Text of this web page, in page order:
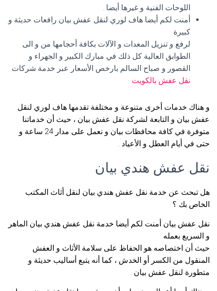
اللوحات الفنية و غيرها أيضا .
أمنت لكم أيضا هاف لوري لنقل عفش بيان رافعات حديثة و
كبيرة
لرفع و تنزيل المعدات و الآلات بكافة أحجامها من و الى
الطوابق العالية كل ذلك في مبارك الكبير و الجهراء و
القصور و صباح السالم بارخص الأسعار عبر خدمة شركات
نقل عفش بالكويت
و هناك خدمات أخرى متنوعة و مختلفة تقدمها هاف لوري لنقل
عفش بيان و التابعة لشركة نقل عفش بيان ، حيث أن خدماتنا
متوفرة في كافة محافظات بيان و نعمل على مدار 24 ساعة و
حتى في أيام العطل و الأعياد .
نقل عفش هندي بيان
هل تبحث عن خدمة نقل عفش هندي بيان لنقل أثاث المكتب
الخاص بك ؟
نقل عفش بيان أمنت لكم أيضا خدمة نقل عفش هندي بيان الماهر
و السريع بعمله
حيث أن اختصاصه هو الحفاظ على سلامة الأثاث و العفش
المنقول من الكسر أو الخدش ، كما أنه يتبع أساليب حديثة و
متطورة لنقل عفش بيان .